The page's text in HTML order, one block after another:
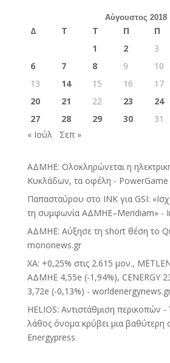
Αύγουστος 2018
Δ Τ Τ Π Π
1
2 3
6
7 8 9 10
13
14 15 16 17
20
21 22 23 24
27
28 29 30
31
« Ιούλ
Σεπ »
ΑΔΜΗΕ: Ολοκληρώνεται η
Κυκλάδων, τα οφέλη - PowerGame
Παπασταύρου στο INK για GSI:
τη συμφωνία ΑΔΜΗΕ–Meridiam» -
ΑΔΜΗΕ: Αύξησε τη short θέση το
mononews.gr
ΧΑ: +0,25% στις 2.615 μον.,
ΑΔΜΗΕ 4,55e (-1,94%), CENERGY
3,72e (-0,13%) -
HELIOS: Αντιστάθμιση περικοπών
λάθος όνομα κρύβει μια βαθύτερη
Energypress